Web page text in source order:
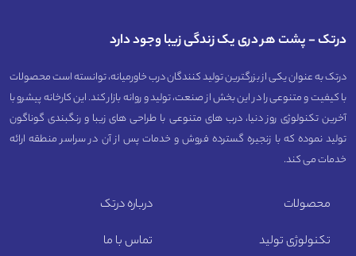
محصولات
تکنولوژی تولید
درباره درتک
تماس با ما
درتک - پشت هر دری یک زندگی زیبا وجود دارد
درتک به عنوان یکی از بزرگترین تولید کنندگان درب خاورمیانه، توانسته است محصولات
با کیفیت و متنوعی را در این بخش از صنعت، تولید و روانه بازار کند. این کارخانه پیشرو با
آخرین تکنولوژی روز دنیا، درب های متنوعی با طراحی های زیبا و رنگبندی گوناگون
تولید نموده که با زنجیره گسترده فروش و خدمات پس از آن در سراسر منطقه ارائه
خدمات می کند.